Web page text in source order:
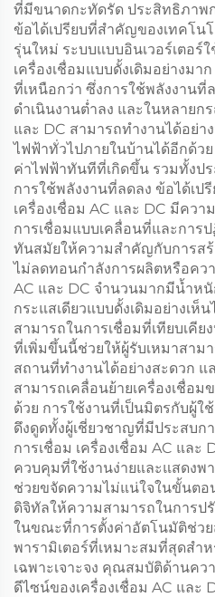
ที่มีขนาดกะทัดรัด ประสิทธิภาพ
ข้อได้เปรียบที่สำคัญของเทคโน
รุ่นใหม่ ระบบแบบอินเวอร์เตอร์
เครื่องเชื่อมแบบดั้งเดิมอย่างม
ที่เหนือกว่า ซึ่งการใช้พลังงาน
ดำเนินงานต่ำลง และในหลายก
และ DC สามารถทำงานได้อย่
ไฟฟ้าทั่วไปภายในบ้านได้อีกด้ว
ค่าไฟฟ้าทันทีที่เกิดขึ้น รวมทั้งป
การใช้พลังงานที่ลดลง ข้อได้เป
เครื่องเชื่อม AC และ DC มีคว
การเชื่อมแบบเคลื่อนที่และกา
ทันสมัยให้ความสำคัญกับการสร้
ไม่ลดทอนกำลังการผลิตหรือคว
AC และ DC จำนวนมากมีน้ำหนั
กระแสเดียวแบบดั้งเดิมอย่างเห็
สามารถในการเชื่อมที่เทียบเคี
ที่เพิ่มขึ้นนี้ช่วยให้ผู้รับเหมาสาม
สถานที่ทำงานได้อย่างสะดวก แ
สามารถเคลื่อนย้ายเครื่องเชื่อ
ด้วย การใช้งานที่เป็นมิตรกับผู้ใ
ดึงดูดทั้งผู้เชี่ยวชาญที่มีประสบก
การเชื่อม เครื่องเชื่อม AC แล
ควบคุมที่ใช้งานง่ายและแสดงพ
ช่วยขจัดความไม่แน่ใจในขั้นตอ
ดิจิทัลให้ความสามารถในการป
ในขณะที่การตั้งค่าอัตโนมัติช่ว
พารามิเตอร์ที่เหมาะสมที่สุดสำ
เฉพาะเจาะจง คุณสมบัติด้านค
ดีไซน์ของเครื่องเชื่อม AC และ